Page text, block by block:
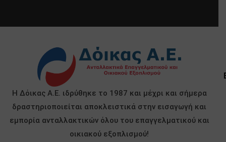
Η Δόικας Α.Ε. ιδρύθηκε το 1987 και μέχρι και σήμερα
δραστηριοποιείται αποκλειστικά στην εισαγωγή και
εμπορία ανταλλακτικών όλου του επαγγελματικού και
οικιακού εξοπλισμού!